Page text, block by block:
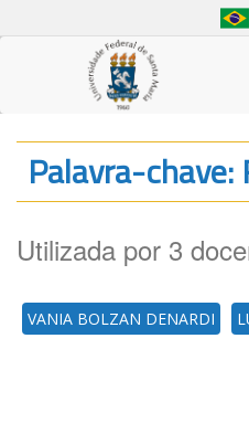
Palavra-chave:
Utilizada por 3
VANIA BOLZAN DENARDI